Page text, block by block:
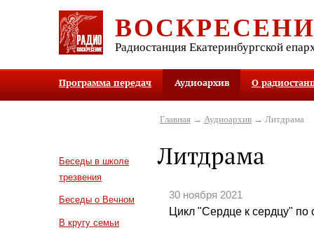
Радиостанция Екатеринбургской
Программа передач Аудиоархив О
Беседы в школе
трезвения
Беседы о Вечном
В кругу семьи
Главная→ Аудиоархив→ Литдрама
Литдрама
30 ноября 2021
Цикл "Сердце к сердцу" по